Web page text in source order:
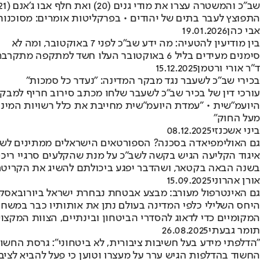
התפוצץ לעבר בתים של יהודים • בפרקליטות אומרים:
אבי כהן19.01.2026
בין מודיעין להטעיה: מה ידע שב"כ לפני 7 באוקטובר, ומה לא
סימנים מעידים בליל 6 באוקטובר העלו חשד למתקפה מתקרבת • טענות להטעיה מצד חמאס מציבות סימני שאלה קשים סביב קבלת ההחלטות בארגון • ועדת חקירה תידרש לבדוק אם שב"כ היה חלק ממחדל רחב יותר
ד"ר אורי ורטמן15.12.2025
בכירי שב"כ לשעבר נגד מבקר המדינה: "נעדר כל סמכות"
עורכי דין של בכיר שב"כ לשעבר שלחו מכתב סירוב חריף
מעל החוק"
ביני אשכנזי08.12.2025
גם האולימפיאדה בסכנה? הספורטאים הישראלים ממתינים
איגוד הקליעה הגיש בקשה לשב"כ על מנת שהקלעים סרגיי
בשנה הבאה בקטאר, ושהדבר יפגע ביכולתם להשיג את
אורן אהרוני15.09.2025
גם האינטרפול מעורב: מבצע אבטחת נבחרת ישראל
היחס השלילי כלפי המדינה בעולם נתן את אותותיו כבר
המקומיים כדי לדאוג להסדרי הביטחון ובינתיים, הצוות
תומר גבעתי26.08.2025
"הדלפתי מידע בעל חשיבות ציבורית, לא ביטחוני": גרסת